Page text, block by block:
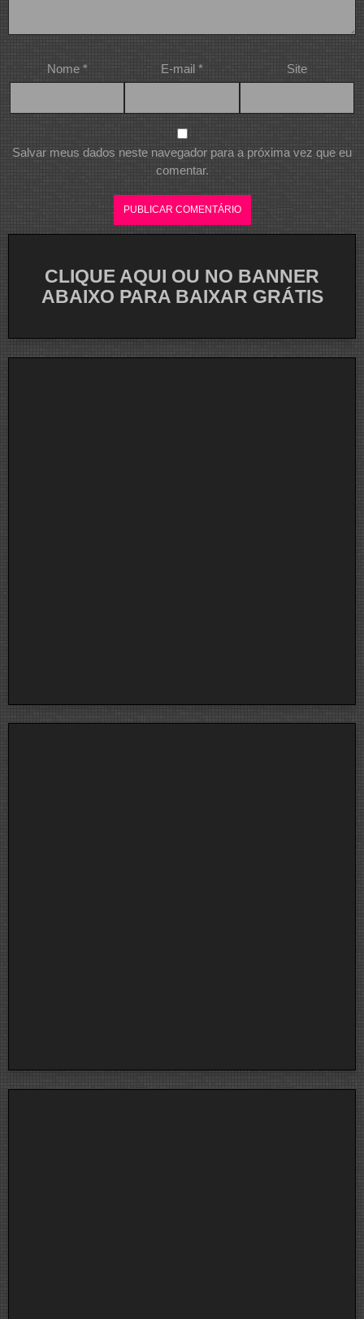
Nome * E-mail * Site
Salvar meus dados neste navegador para a próxima vez que eu
comentar.
CLIQUE AQUI OU NO BANNER
ABAIXO PARA BAIXAR GRÁTIS